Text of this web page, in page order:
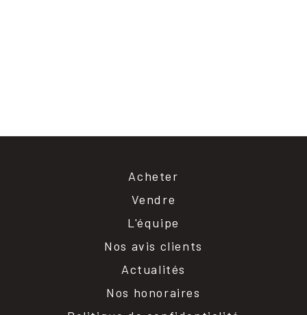
Acheter
Vendre
L'équipe
Nos avis clients
Actualités
Nos honoraires